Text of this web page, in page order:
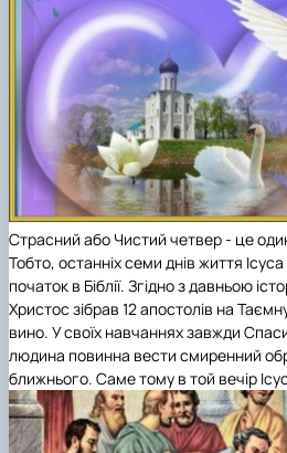
Страсний або Чистий четвер - це
Тобто, останніх семи днів життя
початок в Біблії. Згідно з давньою
Христос зібрав 12 апостолів на
вино. У своїх навчаннях завжди
людина повинна вести смиренний
ближнього. Саме тому в той вечір